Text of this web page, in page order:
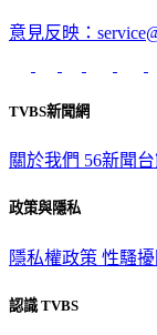
意見反映：
TVBS新聞網
關於我們 56新聞
政策與隱私
隱私權政策 性騷
認識 TVBS